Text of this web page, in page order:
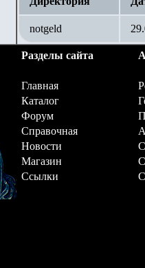
notgeld
Разделы сайта
Главная
Каталог
Форум
Справочная
Новости
Магазин
Ссылки